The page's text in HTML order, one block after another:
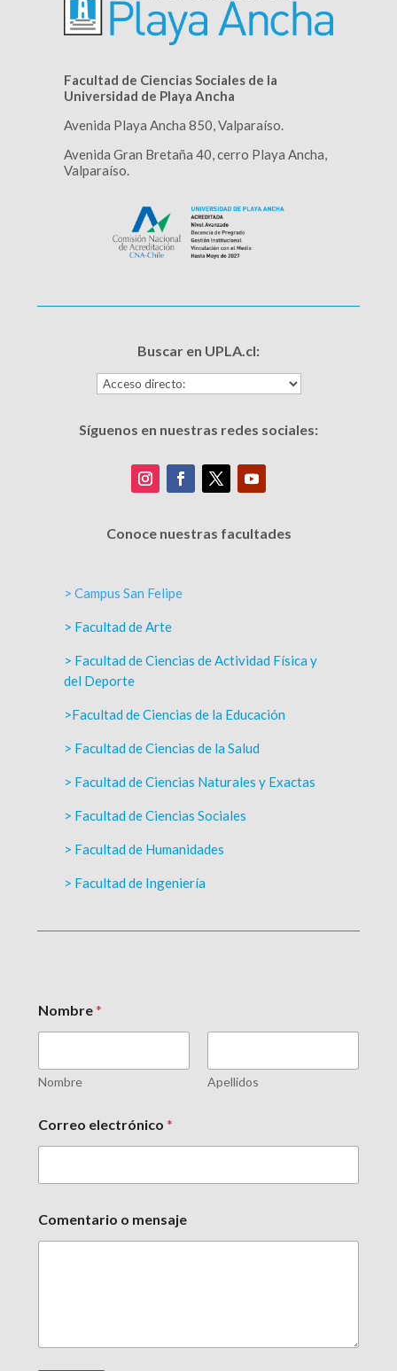
Facultad de Ciencias Sociales de la
Universidad de Playa Ancha
Avenida Playa Ancha 850, Valparaíso.
Avenida Gran Bretaña 40, cerro Playa Ancha,
Valparaíso.
Buscar en UPLA.cl:
Síguenos en nuestras redes sociales:
Conoce nuestras facultades
> Campus San Felipe
> Facultad de Arte
> Facultad de Ciencias de Actividad Física y
del Deporte
>Facultad de Ciencias de la Educación
> Facultad de Ciencias de la Salud
> Facultad de Ciencias Naturales y Exactas
> Facultad de Ciencias Sociales
> Facultad de Humanidades
> Facultad de Ingeniería
Nombre*
Nombre Apellidos
Correo electrónico*
Comentario o mensaje